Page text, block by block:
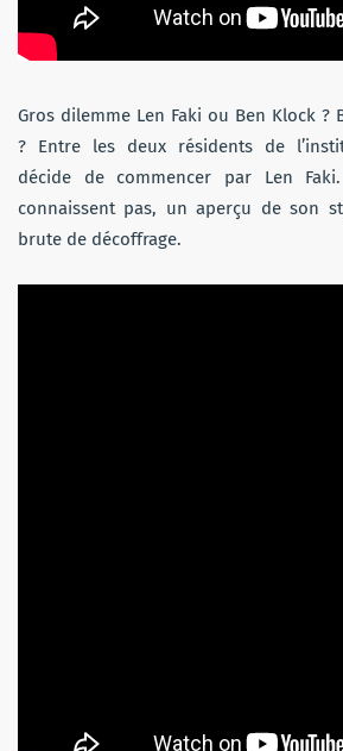
Gros dilemme Len Faki ou Ben Klock ?
? Entre les deux résidents de
décide de commencer par Len
connaissent pas, un aperçu de son
brute de décoffrage.